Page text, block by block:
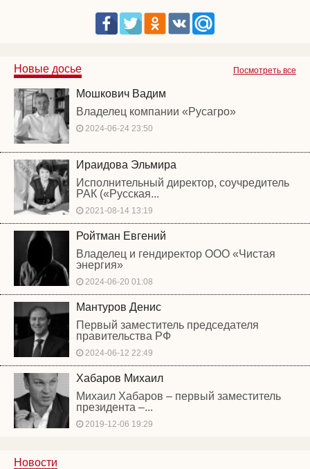
Посмотреть все
Новые досье
Мошкович Вадим
Владелец компании «Русагро»
2024-06-24 23:50
Ираидова Эльмира
Исполнительный директор, соучредитель
РАК («Русская...
2021-08-14 13:19
Ройтман Евгений
Владелец и гендиректор ООО «Чистая
энергия»
2024-06-20 01:08
Мантуров Денис
Первый заместитель председателя
правительства РФ
2024-06-12 22:49
Хабаров Михаил
Михаил Хабаров – первый заместитель
президента –...
2019-12-06 19:29
Новости